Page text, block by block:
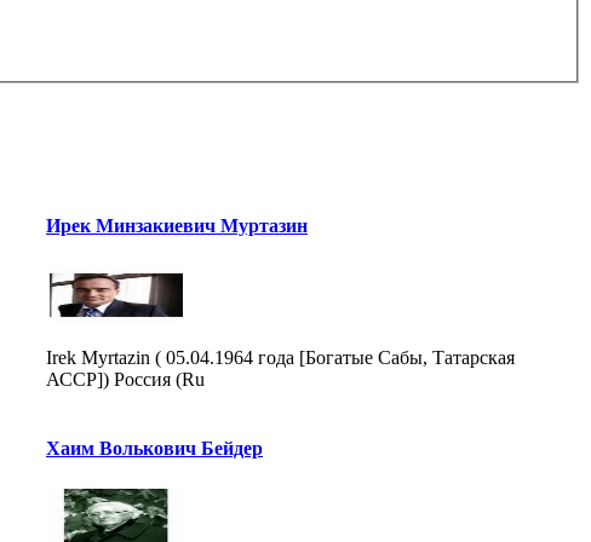
Ирек Минзакиевич Муртазин
Irek Myrtazin ( 05.04.1964 года [Богатые Сабы, Татарская
АССР]) Россия (Ru
Хаим Волькович Бейдер